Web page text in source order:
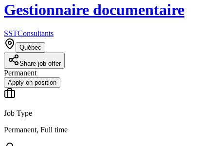
Gestionnaire documentaire
SSTConsultants
Québec
Share job offer
Permanent
Apply on position
Job Type
Permanent, Full time